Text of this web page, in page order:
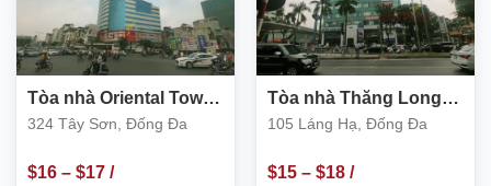
Tòa nhà Oriental Tower
324 Tây Sơn, Đống Đa
324 Tây Sơn, Đống Đa
$16– $17/
Tòa nhà Thăng Long
Ford 105 Láng Hạ,
105 Láng Hạ, Đống Đa
$15– $18/